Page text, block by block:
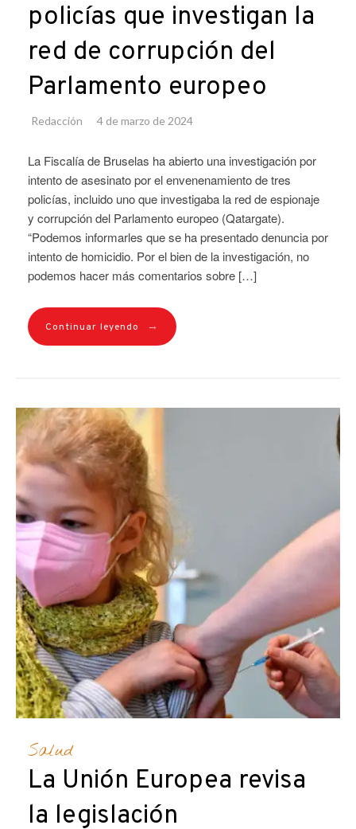
policías que investigan la
red de corrupción del
Parlamento europeo
Redacción 4 de marzo de 2024
La Fiscalía de Bruselas ha abierto una investigación por
intento de asesinato por el envenenamiento de tres
policías, incluido uno que investigaba la red de espionaje
y corrupción del Parlamento europeo (Qatargate).
“Podemos informarles que se ha presentado denuncia por
intento de homicidio. Por el bien de la investigación, no
podemos hacer más comentarios sobre […]
Continuar leyendo →
Salud
La Unión Europea revisa
la legislación